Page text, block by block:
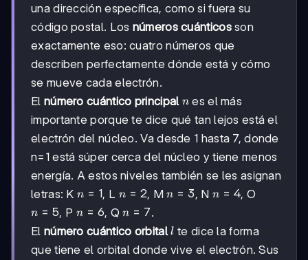
una dirección específica, como si fuera su
código postal. Los números cuánticosson
exactamente eso: cuatro números que
describen perfectamente dónde está y cómo
se mueve cada electrón.
El número cuántico principal n
n es el más
importante porque te dice qué tan lejos está el
electrón del núcleo. Va desde 1 hasta 7, donde
n=1 está súper cerca del núcleo y tiene menos
energía. A estos niveles también se les asignan
letras: K n=1
n = 1, L n=2
n = 2, Mn=3
n = 3, N n=4
n = 4, O
n=5
n = 5, P n=6
n = 6, Qn=7
n = 7.
El número cuántico orbitall
l te dice la forma
que tiene el orbital donde vive el electrón. Sus